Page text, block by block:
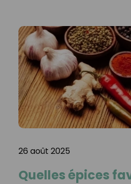
26 août 2025
Quelles épices